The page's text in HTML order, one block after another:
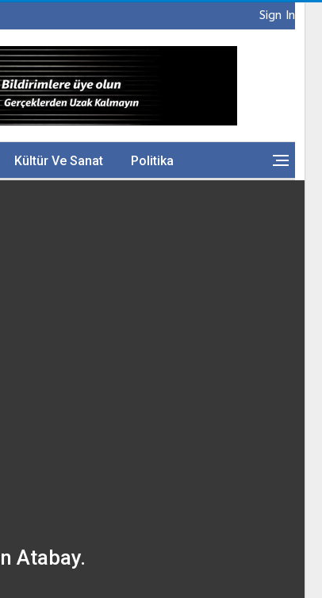
Sign In
Kültür Ve Sanat Politika
Atabay.